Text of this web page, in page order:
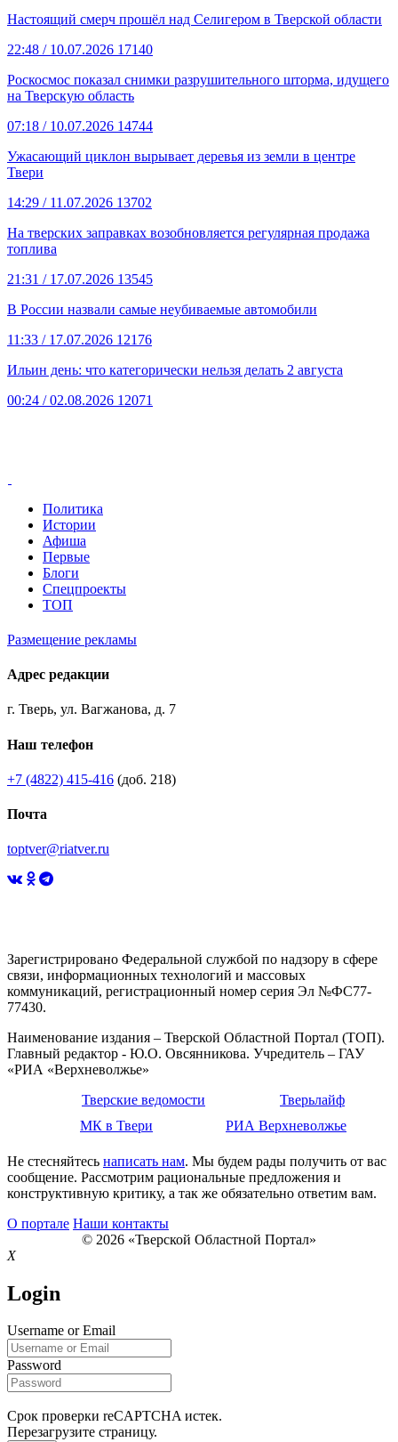
Настоящий смерч прошёл над Селигером в Тверской области
22:48 / 10.07.2026 17140
Роскосмос показал снимки разрушительного шторма, идущего
на Тверскую область
07:18 / 10.07.2026 14744
Ужасающий циклон вырывает деревья из земли в центре
Твери
14:29 / 11.07.2026 13702
На тверских заправках возобновляется регулярная продажа
топлива
21:31 / 17.07.2026 13545
В России назвали самые неубиваемые автомобили
11:33 / 17.07.2026 12176
Ильин день: что категорически нельзя делать 2 августа
00:24 / 02.08.2026 12071
Политика
Истории
Афиша
Первые
Блоги
Спецпроекты
ТОП
Размещение рекламы
Адрес редакции
г. Тверь, ул. Вагжанова, д. 7
Наш телефон
+7 (4822) 415-416 (доб. 218)
Почта
toptver@riatver.ru
Зарегистрировано Федеральной службой по надзору в сфере
связи, информационных технологий и массовых
коммуникаций, регистрационный номер серия Эл №ФС77-
77430.
Наименование издания – Тверской Областной Портал (ТОП).
Главный редактор - Ю.О. Овсянникова. Учредитель – ГАУ
«РИА «Верхневолжье»
Тверские ведомости
Тверьлайф
МК в Твери
РИА Верхневолжье
Не стесняйтесь написать нам. Мы будем рады получить от вас
сообщение. Рассмотрим рациональные предложения и
конструктивную критику, а так же обязательно ответим вам.
О портале Наши контакты
© 2026 «Тверской Областной Портал»
X
Login
Username or Email
Password
Срок проверки reCAPTCHA истек.
Перезагрузите страницу.